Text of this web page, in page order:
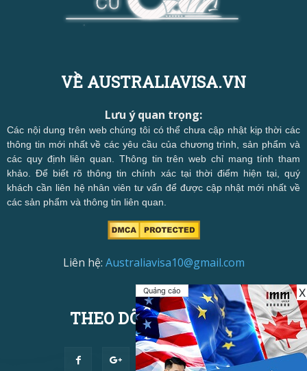
Quảng cáo X
VỀ AUSTRALIAVISA.VN
Lưu ý quan trọng:
Các nội dung trên web chúng tôi có thể chưa cập nhật kịp thời các
thông tin mới nhất về các yêu cầu của chương trình, sản phẩm và
các quy định liên quan. Thông tin trên web chỉ mang tính tham
khảo. Để biết rõ thông tin chính xác tại thời điểm hiện tại, quý
khách cần liên hệ nhân viên tư vấn để được cập nhật mới nhất về
các sản phẩm và thông tin liên quan.
Liên hệ: Australiavisa10@gmail.com
THEO DÕI CHÚNG TÔI